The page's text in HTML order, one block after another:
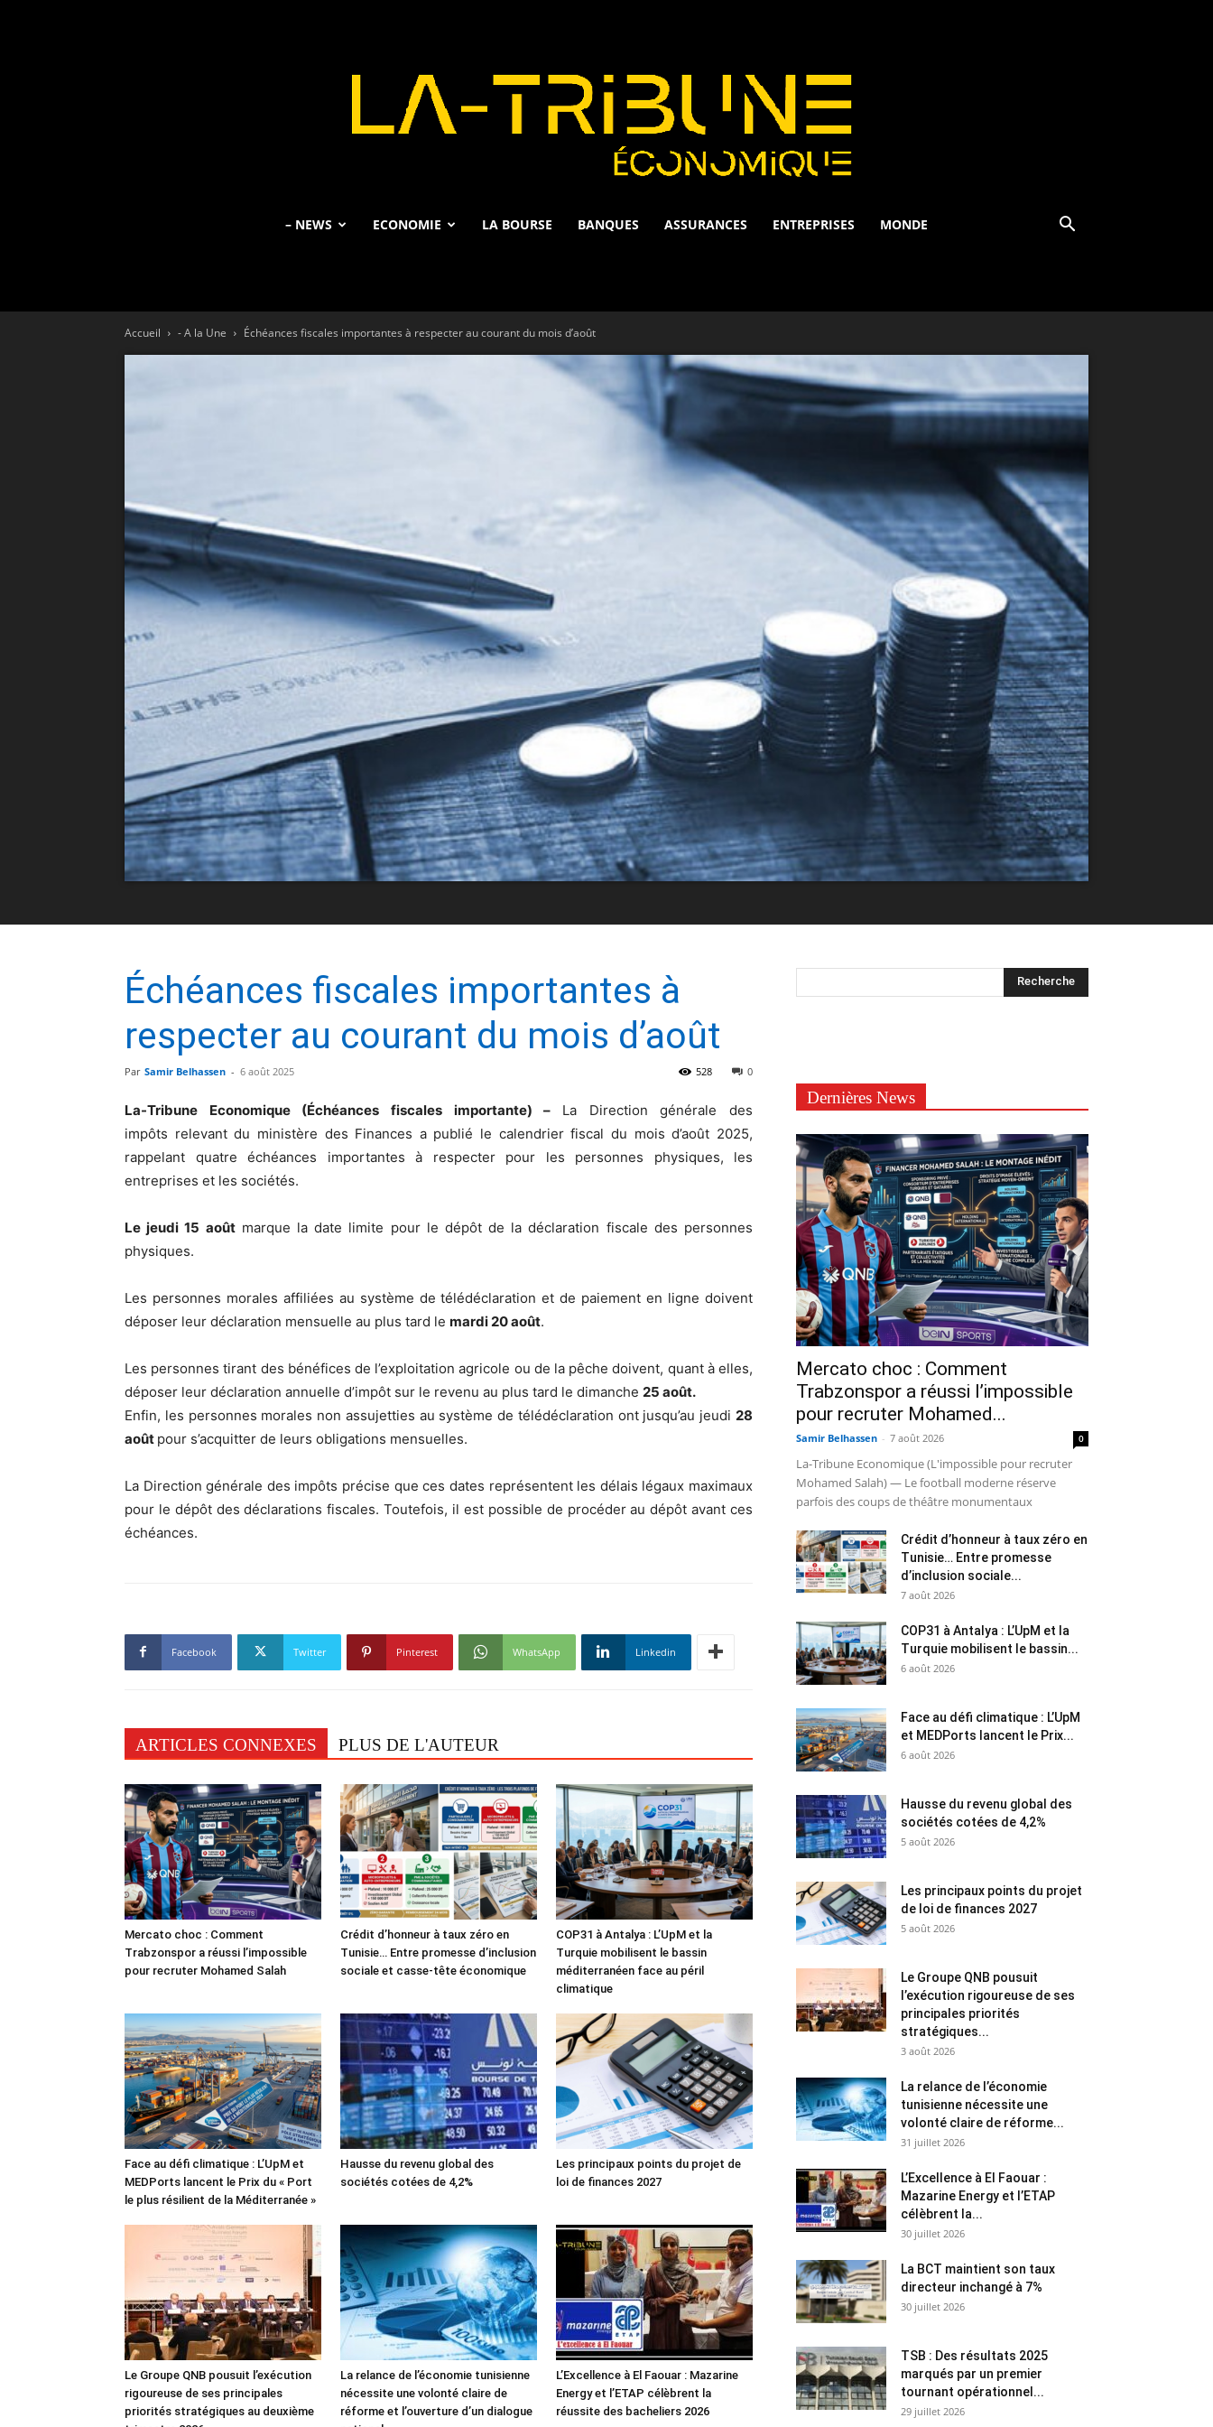
– NEWS ECONOMIE LA BOURSE BANQUES ASSURANCES ENTREPRISES MONDE
Accueil - A la Une Échéances fiscales importantes à respecter au courant du mois d’août
Échéances fiscales importantes à
respecter au courant du mois d’août
Par Samir Belhassen - 6 août 2025 0
528
La-Tribune Economique (Échéances fiscales importante) – La Direction générale des
impôts relevant du ministère des Finances a publié le calendrier fiscal du mois d’août 2025,
rappelant quatre échéances importantes à respecter pour les personnes physiques, les
entreprises et les sociétés.
Le jeudi 15 aoûtmarque la date limite pour le dépôt de la déclaration fiscale des personnes
physiques.
Les personnes morales affiliées au système de télédéclaration et de paiement en ligne doivent
déposer leur déclaration mensuelle au plus tard le mardi 20 août.
Les personnes tirant des bénéfices de l’exploitation agricole ou de la pêche doivent, quant à elles,
déposer leur déclaration annuelle d’impôt sur le revenu au plus tard le dimanche 25 août.
Enfin, les personnes morales non assujetties au système de télédéclaration ont jusqu’au jeudi 28
août pour s’acquitter de leurs obligations mensuelles.
La Direction générale des impôts précise que ces dates représentent les délais légaux maximaux
pour le dépôt des déclarations fiscales. Toutefois, il est possible de procéder au dépôt avant ces
échéances.
Facebook Twitter Pinterest WhatsApp Linkedin
ARTICLES CONNEXES PLUS DE L'AUTEUR
Mercato choc : Comment
Trabzonspor a réussi l’impossible
pour recruter Mohamed Salah
Crédit d’honneur à taux zéro en
Tunisie… Entre promesse d’inclusion
sociale et casse-tête économique
COP31 à Antalya : L’UpM et la
Turquie mobilisent le bassin
méditerranéen face au péril
climatique
Face au défi climatique : L’UpM et
MEDPorts lancent le Prix du « Port
le plus résilient de la Méditerranée »
Hausse du revenu global des
sociétés cotées de 4,2%
Les principaux points du projet de
loi de finances 2027
Le Groupe QNB pousuit l’exécution
rigoureuse de ses principales
priorités stratégiques au deuxième
La relance de l’économie tunisienne
nécessite une volonté claire de
réforme et l’ouverture d’un dialogue
L’Excellence à El Faouar : Mazarine
Energy et l’ETAP célèbrent la
réussite des bacheliers 2026
Dernières News
Mercato choc : Comment
Trabzonspor a réussi l’impossible
pour recruter Mohamed...
Samir Belhassen - 7 août 2026 0
La-Tribune Economique (L'impossible pour recruter
Mohamed Salah) — Le football moderne réserve
parfois des coups de théâtre monumentaux
Crédit d’honneur à taux zéro en
Tunisie… Entre promesse
d’inclusion sociale...
7 août 2026
COP31 à Antalya : L’UpM et la
Turquie mobilisent le bassin...
6 août 2026
Face au défi climatique : L’UpM
et MEDPorts lancent le Prix...
6 août 2026
Hausse du revenu global des
sociétés cotées de 4,2%
5 août 2026
Les principaux points du projet
de loi de finances 2027
5 août 2026
Le Groupe QNB pousuit
l’exécution rigoureuse de ses
principales priorités
stratégiques...
3 août 2026
La relance de l’économie
tunisienne nécessite une
volonté claire de réforme...
31 juillet 2026
L’Excellence à El Faouar :
Mazarine Energy et l’ETAP
célèbrent la...
30 juillet 2026
La BCT maintient son taux
directeur inchangé à 7%
30 juillet 2026
TSB : Des résultats 2025
marqués par un premier
tournant opérationnel...
29 juillet 2026